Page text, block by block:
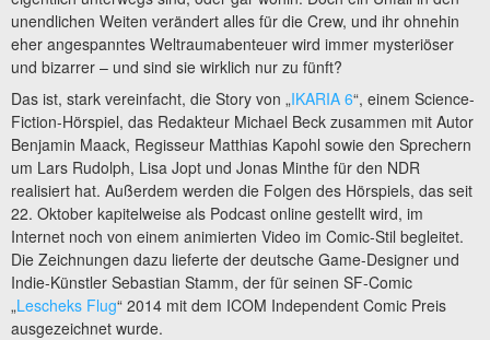
unendlichen Weiten verändert alles für die Crew, und ihr ohnehin
eher angespanntes Weltraumabenteuer wird immer mysteriöser
und bizarrer – und sind sie wirklich nur zu fünft?
Das ist, stark vereinfacht, die Story von „IKARIA 6“, einem Science-
Fiction-Hörspiel, das Redakteur Michael Beck zusammen mit Autor
Benjamin Maack, Regisseur Matthias Kapohl sowie den Sprechern
um Lars Rudolph, Lisa Jopt und Jonas Minthe für den NDR
realisiert hat. Außerdem werden die Folgen des Hörspiels, das seit
22. Oktober kapitelweise als Podcast online gestellt wird, im
Internet noch von einem animierten Video im Comic-Stil begleitet.
Die Zeichnungen dazu lieferte der deutsche Game-Designer und
Indie-Künstler Sebastian Stamm, der für seinen SF-Comic
„Lescheks Flug“ 2014 mit dem ICOM Independent Comic Preis
ausgezeichnet wurde.